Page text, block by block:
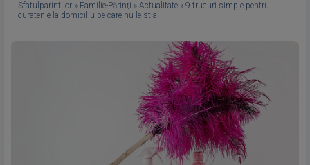
Sfatulparintilor » Familie-Părinţi » Actualitate » 9 trucuri simple pentru
curatenie la domiciliu pe care nu le stiai